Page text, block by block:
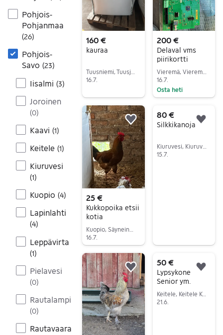
Pohjois-
Pohjanmaa
(26)
Pohjois-
Savo (23)
Iisalmi (3)
Joroinen
(0)
Kaavi (1)
Keitele (1)
Kiuruvesi
(1)
Kuopio (4)
Lapinlahti
(4)
Leppävirta
(1)
Pielavesi
(0)
Rautalampi
(0)
Rautavaara
160 €
kauraa
16.7.
200 €
Delaval vms
piirikortti
Vieremä, Vieremä Keskus, Pohjois-Savo
16.7.
Osta heti
25 €
Kukkopoika etsii
kotia
16.7.
Lisää suosikiksi.
80 €
Silkkikanoja
Kiuruvesi, Kiuruvesi Keskus, Pohjois-Savo
15.7.
Lisää suosikiksi.
50 €
Lypsykone
Senior ym.
Keitele, Keitele Keskus, Pohjois-Savo
21.6.